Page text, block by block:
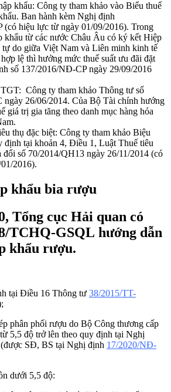
khẩu: Công ty tham khảo vào Biểu thuế
Ban hành kèm Nghị định
(có hiệu lực từ ngày 01/09/2016). Trong
khẩu từ các nước Châu Âu có ký kết Hiệp
do giữa Việt Nam và Liên minh kinh tế
lệ thì hưởng mức thuế suất ưu đãi đặt
số 137/2016/NĐ-CP ngày 29/09/2016
Công ty tham khảo Thông tư số
ngày 26/06/2014. Của Bộ Tài chính hướng
giá trị gia tăng theo danh mục hàng hóa
thụ đặc biệt: Công ty tham khảo Biệu
định tại khoản 4, Điều 1, Luật Thuế tiêu
đổi số 70/2014/QH13 ngày 26/11/2014 (có
2016).
khẩu bia rượu
Tổng cục Hải quan có
TCHQ-GSQL hướng dẫn
khẩu rượu.
tại Điều 16 Thông tư 38/2015/TT-
phân phối rượu do Bộ Công thương cấp
5,5 độ trở lên theo quy định tại Nghị
(được SĐ, BS tại Nghị định 17/2020/NĐ-
dưới 5,5 độ: